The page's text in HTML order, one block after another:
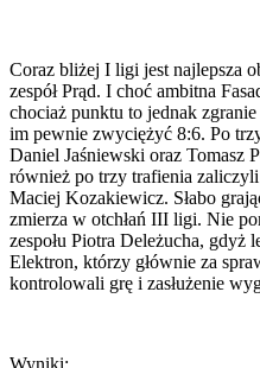
Coraz bliżej I ligi jest najlepsza
zespół Prąd. I choć ambitna
chociaż punktu to jednak
im pewnie zwyciężyć 8:6. Po
Daniel Jaśniewski oraz Tomasz
również po trzy trafienia
Maciej Kozakiewicz. Słabo
zmierza w otchłań III ligi. Nie
zespołu Piotra Deleżucha, gdyż
Elektron, którzy głównie za
kontrolowali grę i zasłużenie
Wyniki: